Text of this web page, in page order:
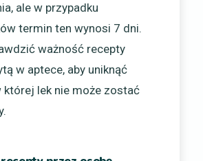
ale w przypadku
termin ten wynosi 7 dni.
ważność recepty
w aptece, aby uniknąć
której lek nie może zostać